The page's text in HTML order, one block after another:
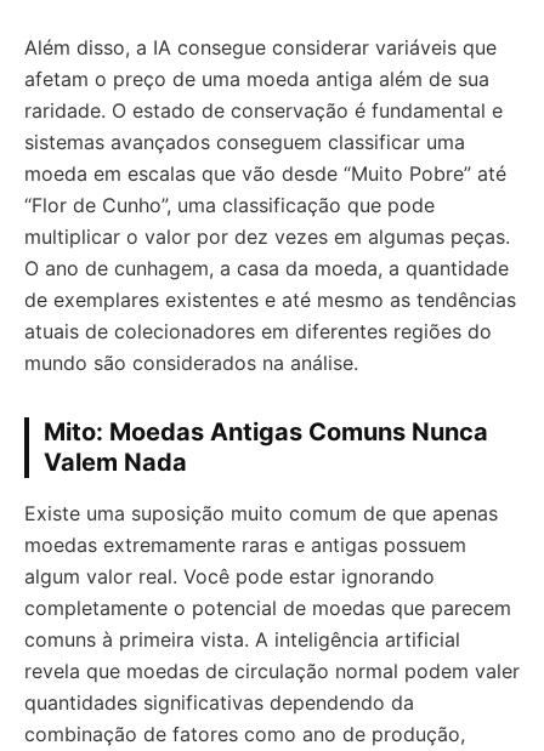
Além disso, a IA consegue considerar variáveis que
afetam o preço de uma moeda antiga além de sua
raridade. O estado de conservação é fundamental e
sistemas avançados conseguem classificar uma
moeda em escalas que vão desde “Muito Pobre” até
“Flor de Cunho”, uma classificação que pode
multiplicar o valor por dez vezes em algumas peças.
O ano de cunhagem, a casa da moeda, a quantidade
de exemplares existentes e até mesmo as tendências
atuais de colecionadores em diferentes regiões do
mundo são considerados na análise.
Mito: Moedas Antigas Comuns Nunca
Valem Nada
Existe uma suposição muito comum de que apenas
moedas extremamente raras e antigas possuem
algum valor real. Você pode estar ignorando
completamente o potencial de moedas que parecem
comuns à primeira vista. A inteligência artificial
revela que moedas de circulação normal podem valer
quantidades significativas dependendo da
combinação de fatores como ano de produção,